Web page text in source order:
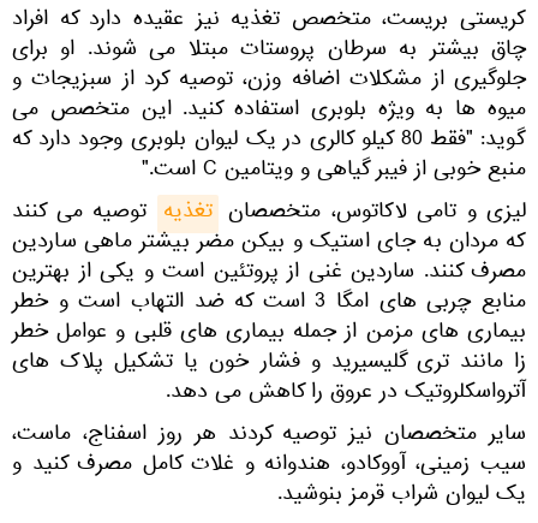
کریستی بریست، متخصص تغذیه نیز عقیده دارد که افراد
چاق بیشتر به سرطان پروستات مبتلا می شوند. او برای
جلوگیری از مشکلات اضافه وزن، توصیه کرد از سبزیجات و
میوه ها به ویژه بلوبری استفاده کنید. این متخصص می
گوید: "فقط 80 کیلو کالری در یک لیوان بلوبری وجود دارد که
منبع خوبی از فیبر گیاهی و ویتامین C است."
لیزی و تامی لاکاتوس، متخصصان تغذیه توصیه می کنند
که مردان به جای استیک و بیکن مضر بیشتر ماهی ساردین
مصرف کنند. ساردین غنی از پروتئین است و یکی از بهترین
منابع چربی های امگا 3 است که ضد التهاب است و خطر
بیماری های مزمن از جمله بیماری های قلبی و عوامل خطر
زا مانند تری گلیسیرید و فشار خون یا تشکیل پلاک های
آترواسکلروتیک در عروق را کاهش می دهد.
سایر متخصصان نیز توصیه کردند هر روز اسفناج، ماست،
سیب زمینی، آووکادو، هندوانه و غلات کامل مصرف کنید و
یک لیوان شراب قرمز بنوشید.